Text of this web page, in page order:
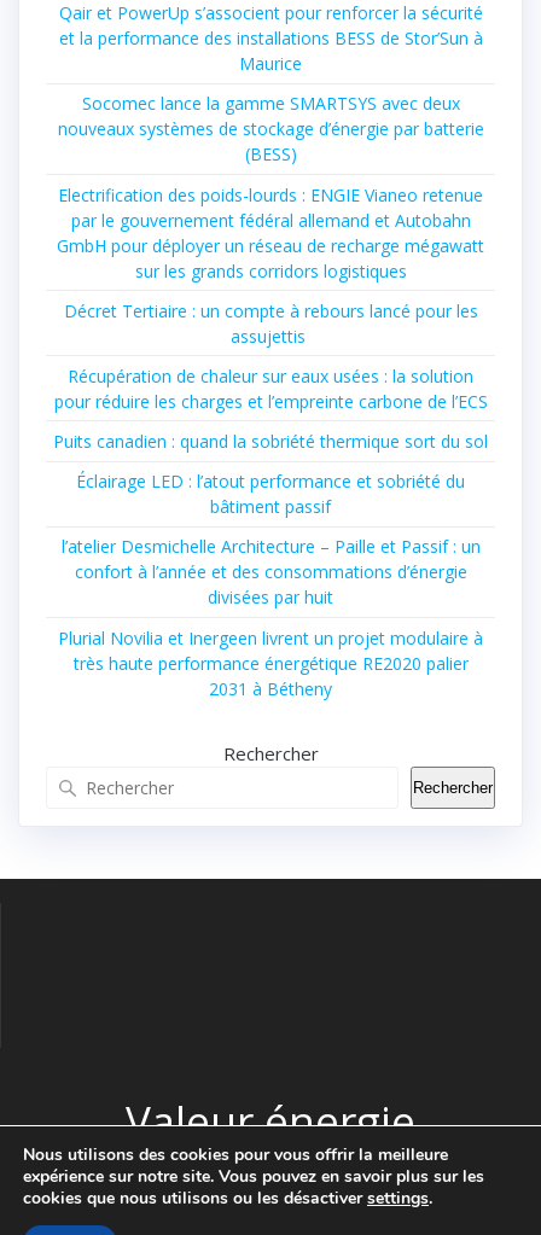
Qair et PowerUp s’associent pour renforcer la sécurité
et la performance des installations BESS de Stor’Sun à
Maurice
Socomec lance la gamme SMARTSYS avec deux
nouveaux systèmes de stockage d’énergie par batterie
(BESS)
Electrification des poids-lourds : ENGIE Vianeo retenue
par le gouvernement fédéral allemand et Autobahn
GmbH pour déployer un réseau de recharge mégawatt
sur les grands corridors logistiques
Décret Tertiaire : un compte à rebours lancé pour les
assujettis
Récupération de chaleur sur eaux usées : la solution
pour réduire les charges et l’empreinte carbone de l’ECS
Puits canadien : quand la sobriété thermique sort du sol
Éclairage LED : l’atout performance et sobriété du
bâtiment passif
l’atelier Desmichelle Architecture – Paille et Passif : un
confort à l’année et des consommations d’énergie
divisées par huit
Plurial Novilia et Inergeen livrent un projet modulaire à
très haute performance énergétique RE2020 palier
2031 à Bétheny
Rechercher
Rechercher
Valeur énergie
© 2026 Valeur énergie. Construit avec WordPress et le thème
Highlight Theme
Nous utilisons des cookies pour vous offrir la meilleure
expérience sur notre site. Vous pouvez en savoir plus sur les
cookies que nous utilisons ou les désactiversettings.